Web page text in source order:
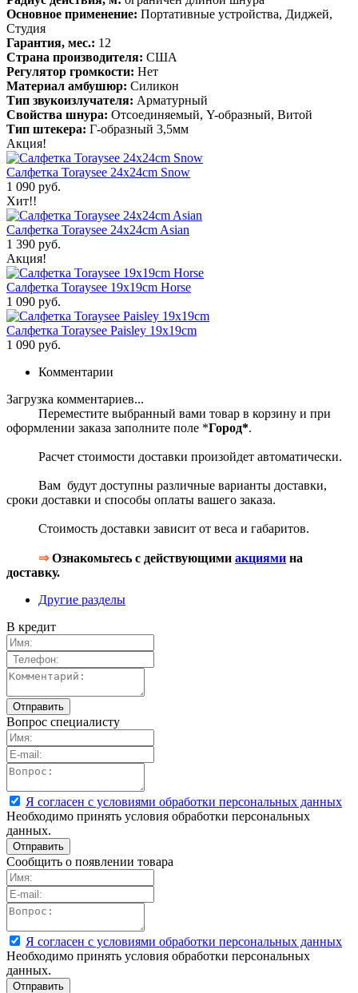
Основное применение: Портативные устройства, Диджей,
Студия
Гарантия, мес.: 12
Страна производителя: США
Регулятор громкости: Нет
Материал амбушюр: Силикон
Тип звукоизлучателя: Арматурный
Свойства шнура: Отсоединяемый, Y-образный, Витой
Тип штекера: Г-образный 3,5мм
Акция!
Салфетка Toraysee 24x24cm Snow
1 090 руб.
Хит!!
Салфетка Toraysee 24x24cm Asian
1 390 руб.
Акция!
Салфетка Toraysee 19x19cm Horse
1 090 руб.
Салфетка Toraysee Paisley 19x19cm
1 090 руб.
Комментарии
Загрузка комментариев...
Переместите выбранный вами товар в корзину и при
оформлении заказа заполните поле *Город*.
Расчет стоимости доставки произойдет автоматически.
Вам будут доступны различные варианты доставки,
сроки доставки и способы оплаты вашего заказа.
Стоимость доставки зависит от веса и габаритов.
⇒Ознакомьтесь с действующими акциями на
доставку.
Другие разделы
В кредит
Вопрос специалисту
Я согласен с условиями обработки персональных данных
Необходимо принять условия обработки персональных
данных.
Сообщить о появлении товара
Я согласен с условиями обработки персональных данных
Необходимо принять условия обработки персональных
данных.